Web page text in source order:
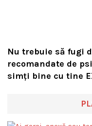
Nu trebuie să fugi
recomandate de
simți bine cu tine